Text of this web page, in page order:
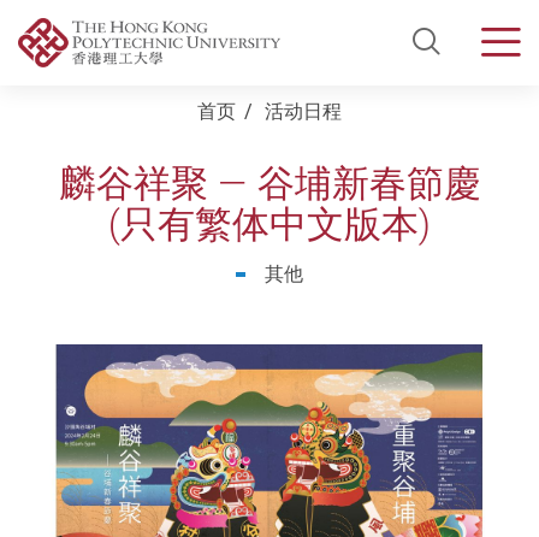
Open
首页 活动日程
麟谷祥聚 — 谷埔新春節慶
(只有繁体中文版本)
其他